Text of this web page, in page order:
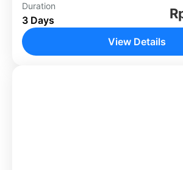
Jelajahi pesona Bangkok dalam
budaya, sejarah, dan hiburan
kunjungan ke berbagai destinasi
Duration
3 Days
View Details